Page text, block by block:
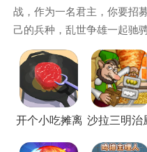
战，作为一名君主，你要招
己的兵种，乱世争雄一起驰
你的城池，深度的策略会让
一些好玩的三国策略类手游
开个小吃摊离线版沙拉三明治